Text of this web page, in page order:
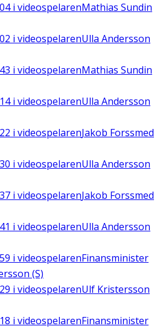
i videospelarenMathias Sundin
i videospelarenUlla Andersson
i videospelarenMathias Sundin
i videospelarenUlla Andersson
i videospelarenJakob Forssmed
i videospelarenUlla Andersson
i videospelarenJakob Forssmed
i videospelarenUlla Andersson
i videospelarenFinansminister
(S)
i videospelarenUlf Kristersson
i videospelarenFinansminister